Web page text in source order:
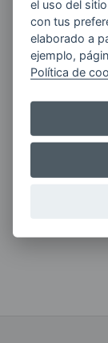
Quiero
Si tienes
pedido
el uso del
con tus
elaborado a
ejemplo,
Política de